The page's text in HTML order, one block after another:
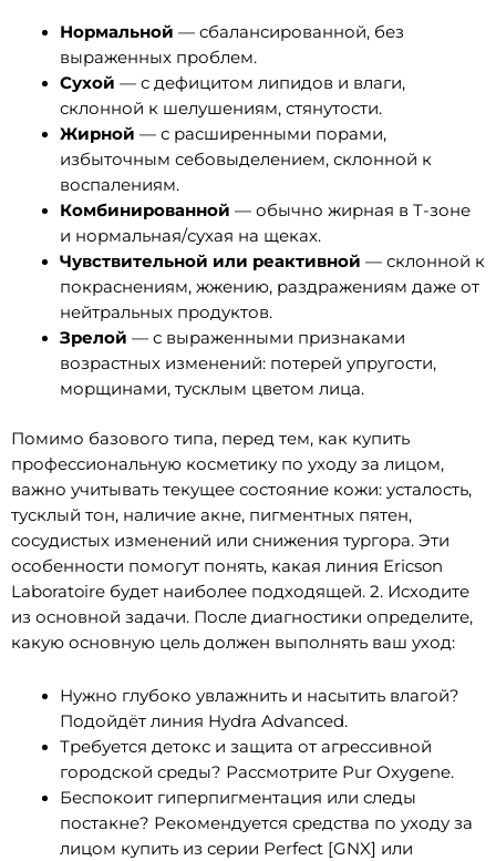
Нормальной — сбалансированной, без
выраженных проблем.
Сухой — с дефицитом липидов и влаги,
склонной к шелушениям, стянутости.
Жирной — с расширенными порами,
избыточным себовыделением, склонной к
воспалениям.
Комбинированной — обычно жирная в Т-зоне
и нормальная/сухая на щеках.
Чувствительной или реактивной — склонной к
покраснениям, жжению, раздражениям даже от
нейтральных продуктов.
Зрелой — с выраженными признаками
возрастных изменений: потерей упругости,
морщинами, тусклым цветом лица.
Помимо базового типа, перед тем, как купить
профессиональную косметику по уходу за лицом,
важно учитывать текущее состояние кожи: усталость,
тусклый тон, наличие акне, пигментных пятен,
сосудистых изменений или снижения тургора. Эти
особенности помогут понять, какая линия Ericson
Laboratoire будет наиболее подходящей. 2. Исходите
из основной задачи. После диагностики определите,
какую основную цель должен выполнять ваш уход:
Нужно глубоко увлажнить и насытить влагой?
Подойдёт линия Hydra Advanced.
Требуется детокс и защита от агрессивной
городской среды? Рассмотрите Pur Oxygene.
Беспокоит гиперпигментация или следы
постакне? Рекомендуется средства по уходу за
лицом купить из серии Perfect [GNX] или